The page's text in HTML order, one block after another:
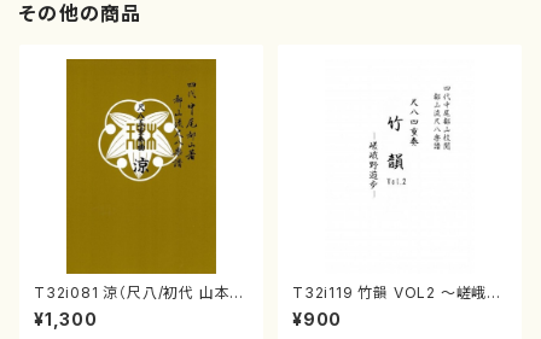
その他の商品
T32i081 涼（尺八/初代 山本邦
山/尺八/都山式譜）都山流公刊
楽譜曲番:530
¥1,300
T32i119 竹韻 VOL2 ～嵯峨野
遊歩～（尺八/野村峰山/尺八/都
山式譜）都山流公刊楽譜曲番:5
¥900